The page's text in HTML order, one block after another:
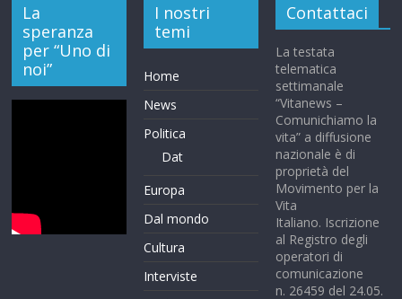
La
speranza
per “Uno di
noi”
I nostri
temi
Home
News
Politica
Dat
Europa
Dal mondo
Cultura
Interviste
Contattaci
La testata
telematica
settimanale
“Vitanews –
Comunichiamo la
vita” a diffusione
nazionale è di
proprietà del
Movimento per la
Vita
Italiano. Iscrizione
al Registro degli
operatori di
comunicazione
n. 26459 del 24.05.